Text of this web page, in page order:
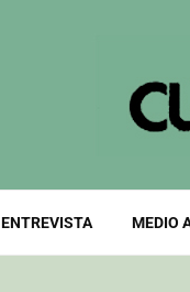
ENTREVISTA MEDIO